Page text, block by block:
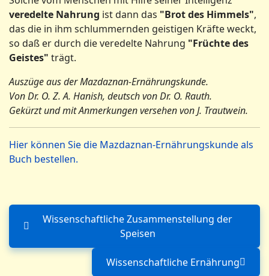
veredelte Nahrung ist dann das "Brot des Himmels",
das die in ihm schlummernden geistigen Kräfte weckt,
so daß er durch die veredelte Nahrung "Früchte des
Geistes" trägt.
Auszüge aus der Mazdaznan-Ernährungskunde.
Von Dr. O. Z. A. Hanish, deutsch von Dr. O. Rauth.
Gekürzt und mit Anmerkungen versehen von J. Trautwein.
Hier können Sie die Mazdaznan-Ernährungskunde als
Buch bestellen.
Vorheriger Beitrag:
Wissenschaftliche Zusammenstellung der
Speisen
Nächster Beitrag:
Wissenschaftliche Ernährung